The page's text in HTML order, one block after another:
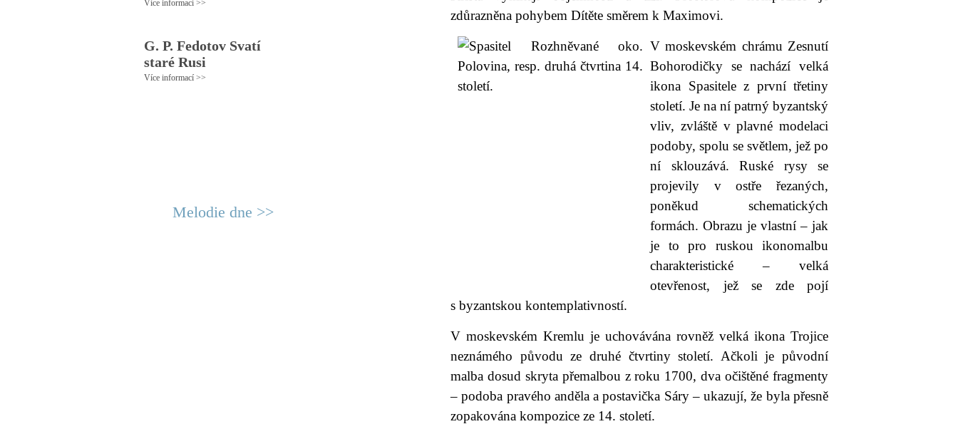
Více informací >>
G. P. Fedotov Svatí
staré Rusi
Více informací >>
Melodie dne >>
zdůrazněna pohybem Dítěte směrem k Maximovi.
V moskevském chrámu Zesnutí
Bohorodičky se nachází velká
ikona Spasitele z první třetiny
století. Je na ní patrný byzantský
vliv, zvláště v plavné modelaci
podoby, spolu se světlem, jež po
ní sklouzává. Ruské rysy se
projevily v ostře řezaných,
poněkud schematických
formách. Obrazu je vlastní – jak
je to pro ruskou ikonomalbu
charakteristické – velká
otevřenost, jež se zde pojí
s byzantskou kontemplativností.
V moskevském Kremlu je uchovávána rovněž velká ikona Trojice
neznámého původu ze druhé čtvrtiny století. Ačkoli je původní
malba dosud skryta přemalbou z roku 1700, dva očištěné fragmenty
– podoba pravého anděla a postavička Sáry – ukazují, že byla přesně
zopakována kompozice ze 14. století.